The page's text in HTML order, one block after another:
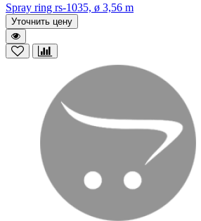
Spray ring rs-1035, ø 3,56 m
Уточнить цену